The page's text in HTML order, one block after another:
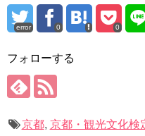
error 0 0
フォローする
京都, 京都・観光文化検